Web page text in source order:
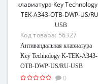
Код товара: 56327
Антивандальная клавиатура
Key Technology K-TEK-A343-
OTB-DWP-US/RU-USB
0